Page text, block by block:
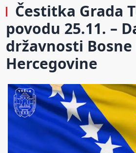
Čestitka Grada
povodu 25.11. –
državnosti Bosne
Hercegovine